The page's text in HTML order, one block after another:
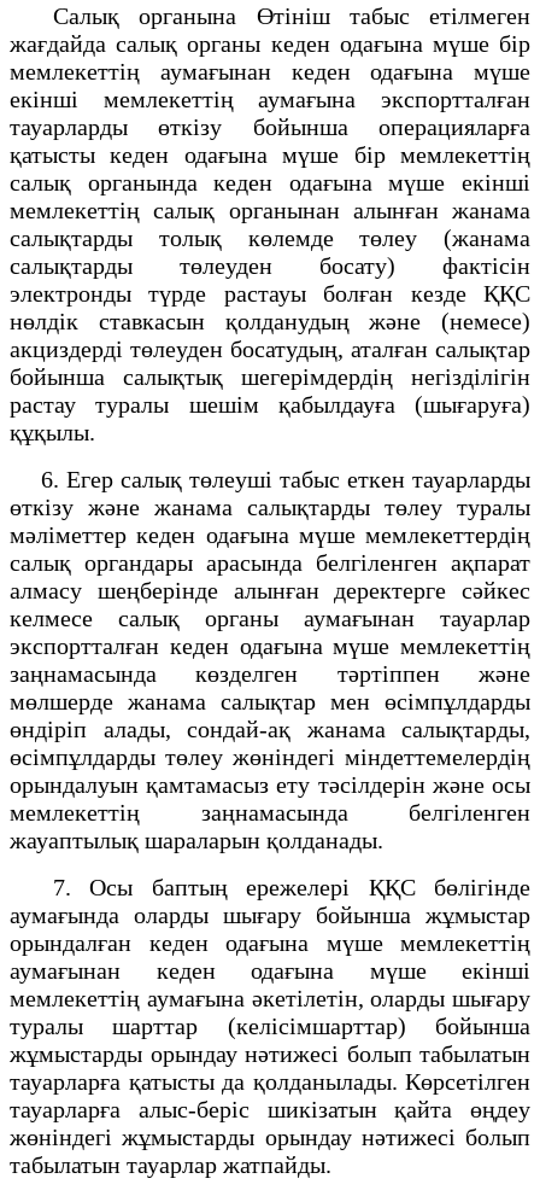
Салық органына Өтініш табыс етілмеген
жағдайда салық органы кеден одағына мүше бір
мемлекеттің аумағынан кеден одағына мүше
екінші мемлекеттің аумағына экспортталған
тауарларды өткізу бойынша операцияларға
қатысты кеден одағына мүше бір мемлекеттің
салық органында кеден одағына мүше екінші
мемлекеттің салық органынан алынған жанама
салықтарды толық көлемде төлеу (жанама
салықтарды төлеуден босату) фактісін
электронды түрде растауы болған кезде ҚҚС
нөлдік ставкасын қолданудың және (немесе)
акциздерді төлеуден босатудың, аталған салықтар
бойынша салықтық шегерімдердің негізділігін
растау туралы шешім қабылдауға (шығаруға)
құқылы.
6. Егер салық төлеуші табыс еткен тауарларды
өткізу және жанама салықтарды төлеу туралы
мәліметтер кеден одағына мүше мемлекеттердің
салық органдары арасында белгіленген ақпарат
алмасу шеңберінде алынған деректерге сәйкес
келмесе салық органы аумағынан тауарлар
экспортталған кеден одағына мүше мемлекеттің
заңнамасында көзделген тәртіппен және
мөлшерде жанама салықтар мен өсімпұлдарды
өндіріп алады, сондай-ақ жанама салықтарды,
өсімпұлдарды төлеу жөніндегі міндеттемелердің
орындалуын қамтамасыз ету тәсілдерін және осы
мемлекеттің заңнамасында белгіленген
жауаптылық шараларын қолданады.
7. Осы баптың ережелері ҚҚС бөлігінде
аумағында оларды шығару бойынша жұмыстар
орындалған кеден одағына мүше мемлекеттің
аумағынан кеден одағына мүше екінші
мемлекеттің аумағына әкетілетін, оларды шығару
туралы шарттар (келісімшарттар) бойынша
жұмыстарды орындау нәтижесі болып табылатын
тауарларға қатысты да қолданылады. Көрсетілген
тауарларға алыс-беріс шикізатын қайта өңдеу
жөніндегі жұмыстарды орындау нәтижесі болып
табылатын тауарлар жатпайды.